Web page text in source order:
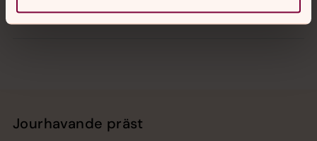
Sociala kanaler
Jourhavande präst